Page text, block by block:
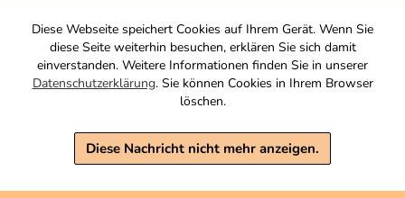
Diese Webseite speichert Cookies auf Ihrem Gerät. Wenn Sie
diese Seite weiterhin besuchen, erklären Sie sich damit
einverstanden. Weitere Informationen finden Sie in unserer
Datenschutzerklärung. Sie können Cookies in Ihrem Browser
löschen.
Diese Nachricht nicht mehr anzeigen.
Schafskäse
Gewürzzubereitung
Zutaten
3,50 €
Grundpreis 1 KG: 46,67 €
Warenkorb
Liebstöckel
Kraut, geschnitten.
2,40 €
inkl. MwSt, zzgl. Versand
Warenkorb